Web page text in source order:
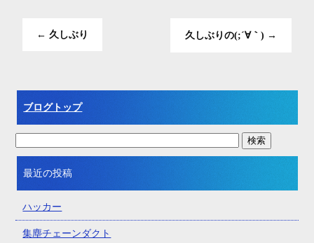
← 久しぶり 久しぶりの(;´∀｀) →
ブログトップ
最近の投稿
ハッカー
集塵チェーンダクト